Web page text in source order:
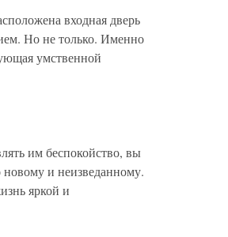
входная дверь
Но не только. Именно
умственной
им беспокойство, вы
и неизведанному.
яркой и